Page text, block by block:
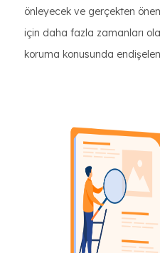
önleyecek ve gerçekten
için daha fazla zamanları
koruma konusunda